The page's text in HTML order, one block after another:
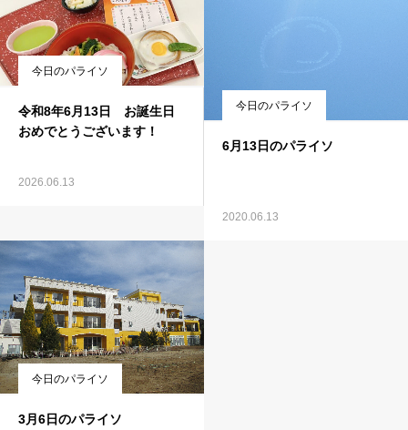
今日のパライソ
令和8年6月13日 お誕生日
おめでとうございます！
2026.06.13
今日のパライソ
6月13日のパライソ
2020.06.13
今日のパライソ
3月6日のパライソ